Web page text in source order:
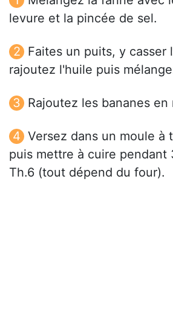
levure et la pincée de sel.
Faites un puits, y
rajoutez l'huile puis
Rajoutez les bananes en
Versez dans un moule à
puis mettre à cuire
Th.6 (tout dépend du four).